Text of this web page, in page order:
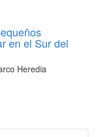
en el Sur del
Heredia